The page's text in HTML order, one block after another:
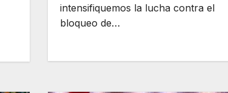
intensifiquemos la lucha contra el
bloqueo de…